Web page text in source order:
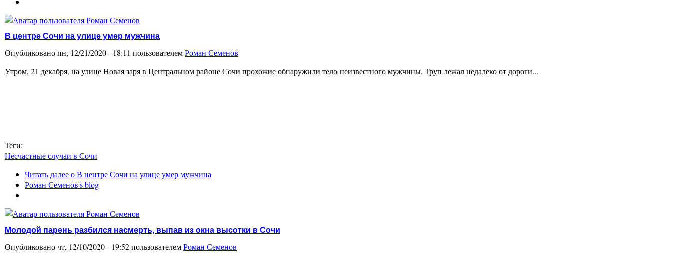
В центре Сочи на улице умер мужчина
Опубликовано пн, 12/21/2020 - 18:11 пользователемРоман Семенов
Утром, 21 декабря, на улице Новая заря в Центральном районе Сочи прохожие обнаружили тело неизвестного мужчины. Труп лежал недалеко от дороги...
Теги:
Несчастные случаи в Сочи
Читать далеео В центре Сочи на улице умер мужчина
Роман Семенов's blog
Молодой парень разбился насмерть, выпав из окна высотки в Сочи
Опубликовано чт, 12/10/2020 - 19:52 пользователемРоман Семенов